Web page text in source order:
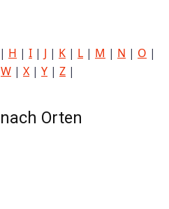
| H | I | J | K | L | M | N | O |
W | X | Y | Z |
Orten